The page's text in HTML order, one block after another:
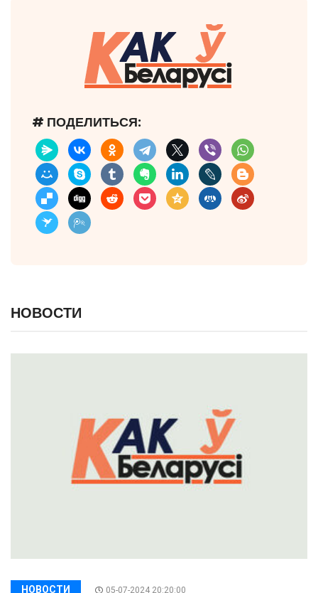
# ПОДЕЛИТЬСЯ:
НОВОСТИ
НОВОСТИ 05-07-2024 20:20:00